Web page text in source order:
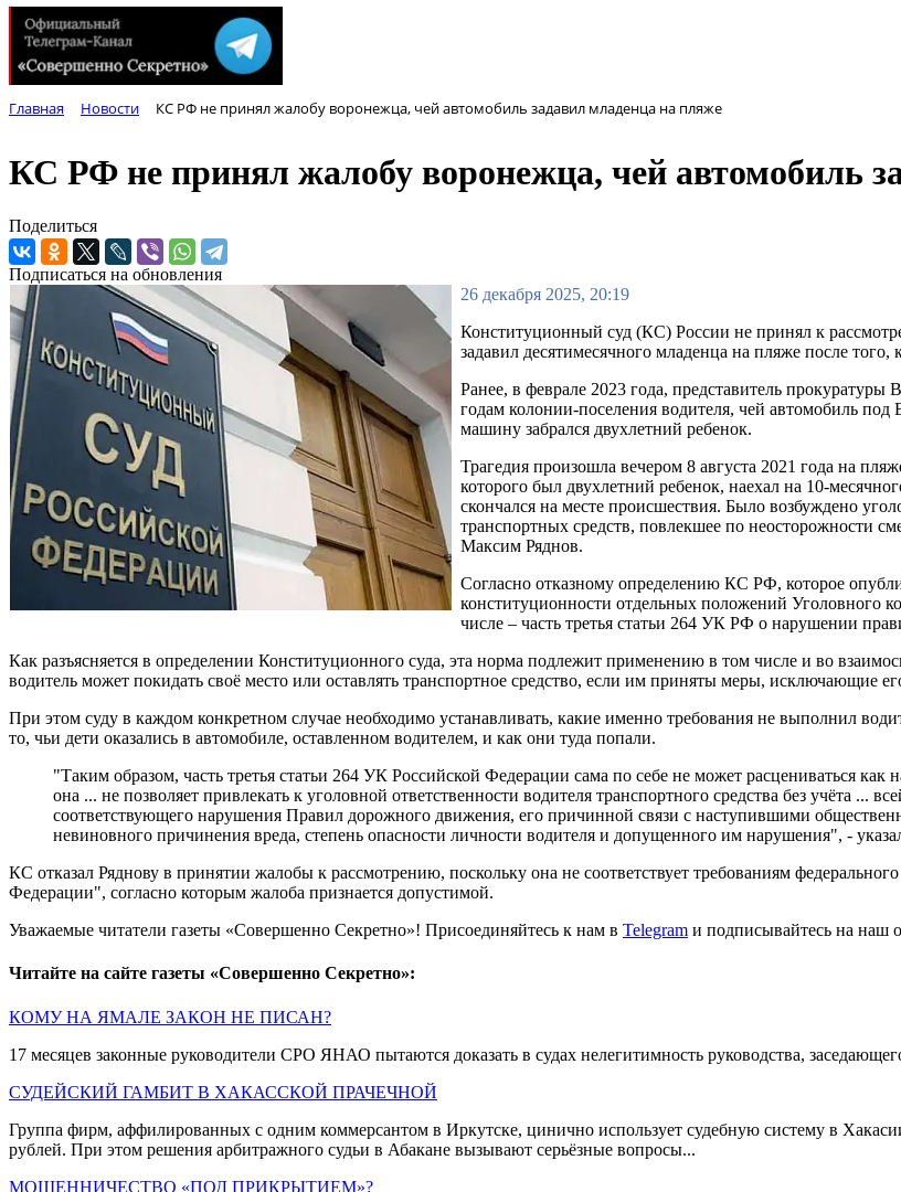
Главная Новости КС РФ не принял жалобу воронежца, чей автомобиль задавил младенца на пляже
КС РФ не принял жалобу воронежца, чей автомобиль
Поделиться
Подписаться на обновления
26 декабря 2025, 20:19
Конституционный суд (КС) России не принял к
задавил десятимесячного младенца на пляже после
Ранее, в феврале 2023 года, представитель
годам колонии-поселения водителя, чей автомобиль
машину забрался двухлетний ребенок.
Трагедия произошла вечером 8 августа 2021 года на
которого был двухлетний ребенок, наехал на 10-
скончался на месте происшествия. Было возбуждено
транспортных средств, повлекшее по неосторожности
Максим Ряднов.
Согласно отказному определению КС РФ, которое
конституционности отдельных положений Уголовного
числе – часть третья статьи 264 УК РФ о нарушении
Как разъясняется в определении Конституционного суда, эта норма подлежит применению в том числе и во
водитель может покидать своё место или оставлять транспортное средство, если им приняты меры, исключающие
При этом суду в каждом конкретном случае необходимо устанавливать, какие именно требования не выполнил
то, чьи дети оказались в автомобиле, оставленном водителем, и как они туда попали.
"Таким образом, часть третья статьи 264 УК Российской Федерации сама по себе не может расцениваться
она ... не позволяет привлекать к уголовной ответственности водителя транспортного средства без учёта ...
соответствующего нарушения Правил дорожного движения, его причинной связи с наступившими
невиновного причинения вреда, степень опасности личности водителя и допущенного им нарушения", -
КС отказал Ряднову в принятии жалобы к рассмотрению, поскольку она не соответствует требованиям
Федерации", согласно которым жалоба признается допустимой.
Уважаемые читатели газеты «Совершенно Секретно»! Присоединяйтесь к нам в Telegram и подписывайтесь на наш
Читайте на сайте газеты «Совершенно Секретно»:
КОМУ НА ЯМАЛЕ ЗАКОН НЕ ПИСАН?
17 месяцев законные руководители СРО ЯНАО пытаются доказать в судах нелегитимность руководства,
СУДЕЙСКИЙ ГАМБИТ В ХАКАССКОЙ ПРАЧЕЧНОЙ
Группа фирм, аффилированных с одним коммерсантом в Иркутске, цинично использует судебную систему в
рублей. При этом решения арбитражного судьи в Абакане вызывают серьёзные вопросы...
МОШЕННИЧЕСТВО «ПОД ПРИКРЫТИЕМ»?